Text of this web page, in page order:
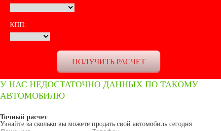
КПП:
У НАС НЕДОСТАТОЧНО ДАННЫХ ПО ТАКОМУ
АВТОМОБИЛЮ
Точный расчет
Узнайте за сколько вы можете продать свой автомобиль сегодня